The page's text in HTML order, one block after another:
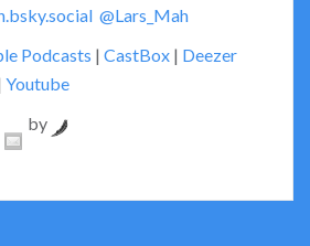
@Lars_Mah
Podcasts | CastBox | Deezer
Youtube
by